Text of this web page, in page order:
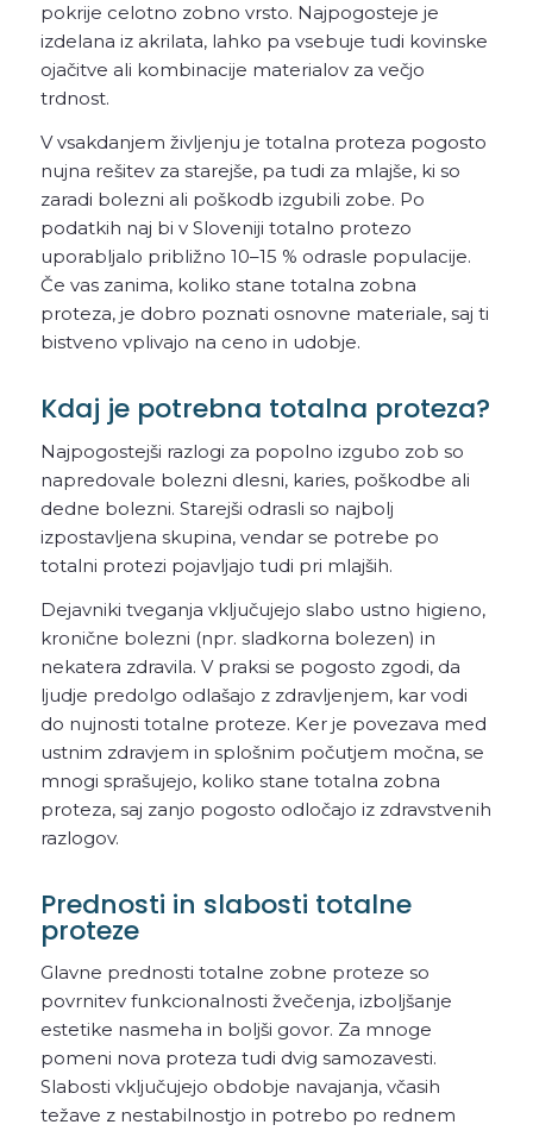
pokrije celotno zobno vrsto. Najpogosteje je
izdelana iz akrilata, lahko pa vsebuje tudi kovinske
ojačitve ali kombinacije materialov za večjo
trdnost.
V vsakdanjem življenju je totalna proteza pogosto
nujna rešitev za starejše, pa tudi za mlajše, ki so
zaradi bolezni ali poškodb izgubili zobe. Po
podatkih naj bi v Sloveniji totalno protezo
uporabljalo približno 10–15 % odrasle populacije.
Če vas zanima, koliko stane totalna zobna
proteza, je dobro poznati osnovne materiale, saj ti
bistveno vplivajo na ceno in udobje.
Kdaj je potrebna totalna proteza?
Najpogostejši razlogi za popolno izgubo zob so
napredovale bolezni dlesni, karies, poškodbe ali
dedne bolezni. Starejši odrasli so najbolj
izpostavljena skupina, vendar se potrebe po
totalni protezi pojavljajo tudi pri mlajših.
Dejavniki tveganja vključujejo slabo ustno higieno,
kronične bolezni (npr. sladkorna bolezen) in
nekatera zdravila. V praksi se pogosto zgodi, da
ljudje predolgo odlašajo z zdravljenjem, kar vodi
do nujnosti totalne proteze. Ker je povezava med
ustnim zdravjem in splošnim počutjem močna, se
mnogi sprašujejo, koliko stane totalna zobna
proteza, saj zanjo pogosto odločajo iz zdravstvenih
razlogov.
Prednosti in slabosti totalne
proteze
Glavne prednosti totalne zobne proteze so
povrnitev funkcionalnosti žvečenja, izboljšanje
estetike nasmeha in boljši govor. Za mnoge
pomeni nova proteza tudi dvig samozavesti.
Slabosti vključujejo obdobje navajanja, včasih
težave z nestabilnostjo in potrebo po rednem